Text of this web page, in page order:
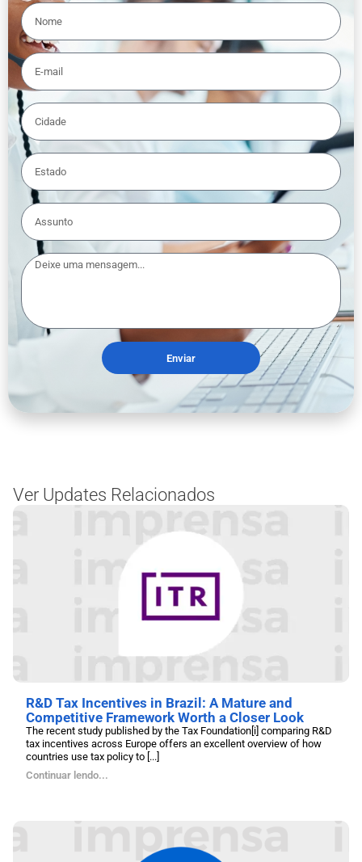
Enviar
Ver Updates Relacionados
R&D Tax Incentives in Brazil: A Mature and
Competitive Framework Worth a Closer Look
The recent study published by the Tax Foundation[i] comparing R&D
tax incentives across Europe offers an excellent overview of how
countries use tax policy to [...]
Continuar lendo...